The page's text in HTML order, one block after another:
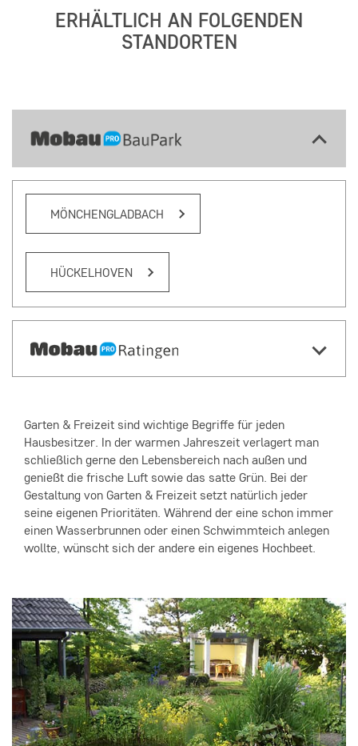
ERHÄLTLICH AN FOLGENDEN
STANDORTEN
MÖNCHENGLADBACH
HÜCKELHOVEN
Garten & Freizeit sind wichtige Begriffe für jeden
Hausbesitzer. In der warmen Jahreszeit verlagert man
schließlich gerne den Lebensbereich nach außen und
genießt die frische Luft sowie das satte Grün. Bei der
Gestaltung von Garten & Freizeit setzt natürlich jeder
seine eigenen Prioritäten. Während der eine schon immer
einen Wasserbrunnen oder einen Schwimmteich anlegen
wollte, wünscht sich der andere ein eigenes Hochbeet.